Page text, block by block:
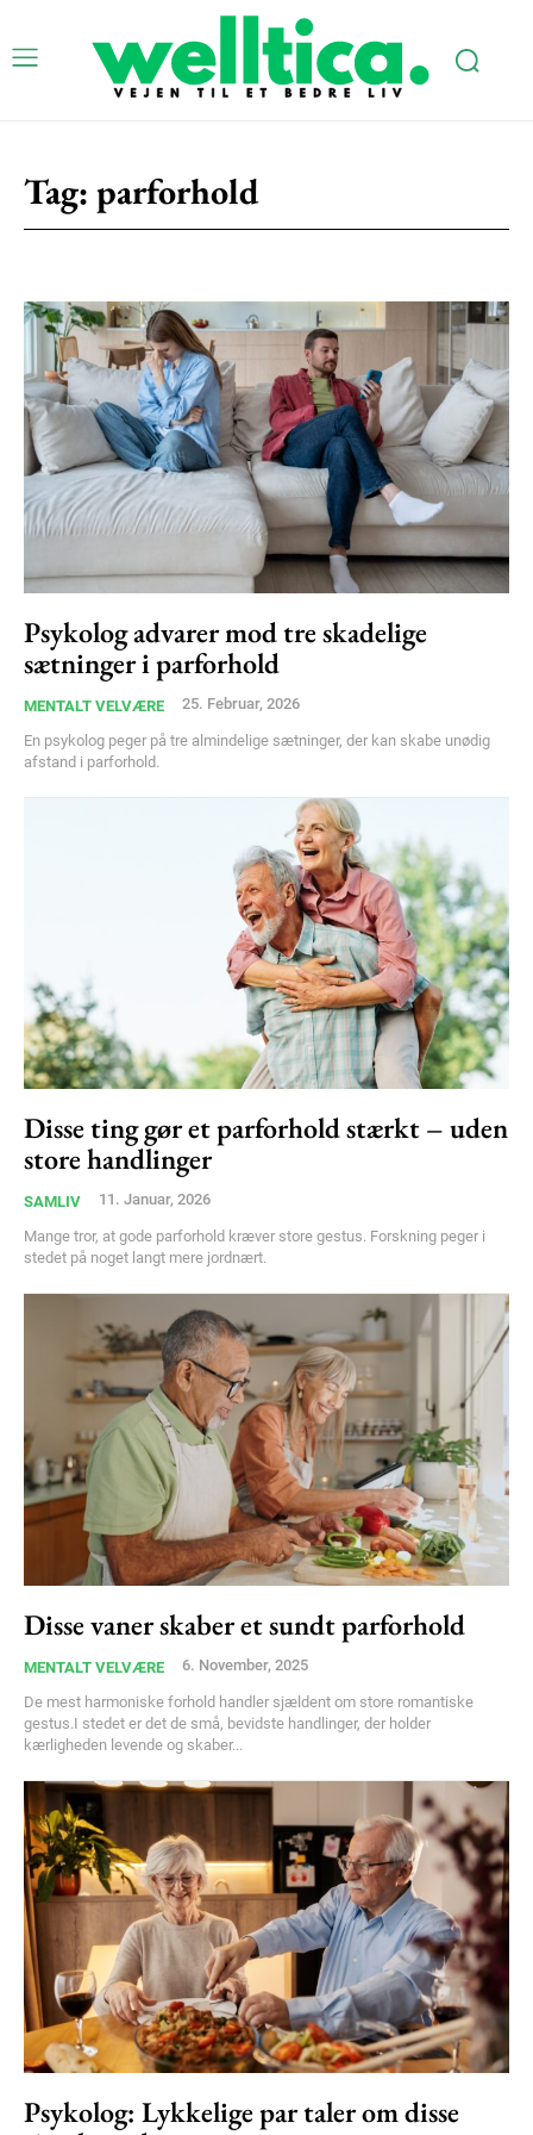
Subscription Plans
Free limited access
Gratis / forever
Etiam est nibh, lobortis sit
Praesent euismod ac
Ut mollis pellentesque tortor
Nullam eu erat condimentum
Donec quis est ac felis
Orci varius natoque dolor
Tag: parforhold
Psykolog advarer mod tre skadelige
sætninger i parforhold
MENTALT VELVÆRE 25. Februar, 2026
En psykolog peger på tre almindelige sætninger, der kan skabe unødig
afstand i parforhold.
Disse ting gør et parforhold stærkt – uden
store handlinger
SAMLIV 11. Januar, 2026
Mange tror, at gode parforhold kræver store gestus. Forskning peger i
stedet på noget langt mere jordnært.
Disse vaner skaber et sundt parforhold
MENTALT VELVÆRE 6. November, 2025
De mest harmoniske forhold handler sjældent om store romantiske
gestus.I stedet er det de små, bevidste handlinger, der holder
kærligheden levende og skaber...
Psykolog: Lykkelige par taler om disse